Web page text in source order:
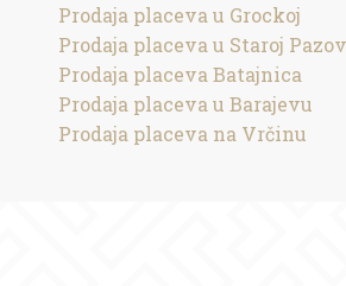
Prodaja placeva u Grockoj
Prodaja placeva u Staroj
Prodaja placeva Batajnica
Prodaja placeva u Barajevu
Prodaja placeva na Vrčinu